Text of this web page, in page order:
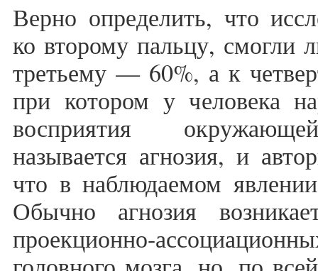
Верно определить, что
ко второму пальцу, смогли
третьему — 60%, а к
при котором у человека
восприятия
называется агнозия, и
что в наблюдаемом
Обычно агнозия
проекционно-